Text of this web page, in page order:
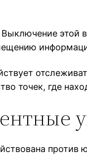
этой
точек, где
против